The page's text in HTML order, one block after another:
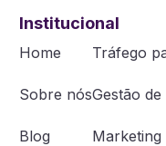
Institucional
Home
Sobre nós
Blog
Tráfego
Gestão
Marketing